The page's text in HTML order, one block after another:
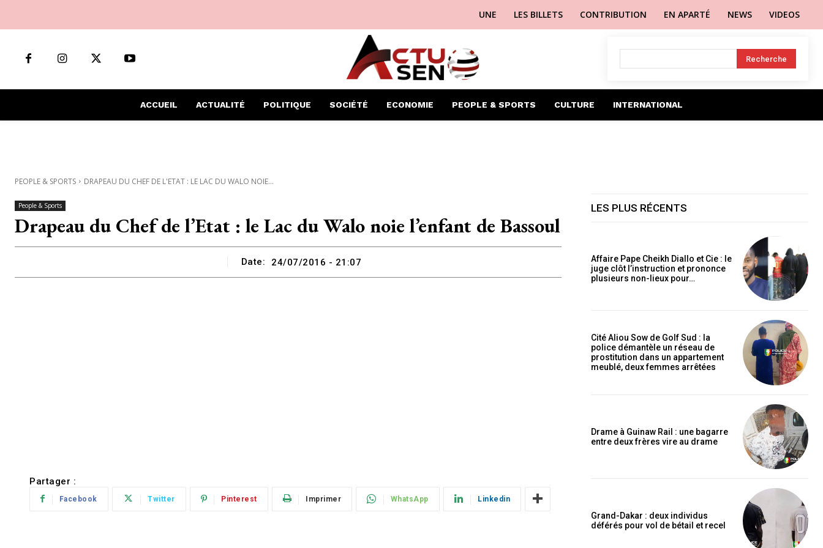
UNE LES BILLETS CONTRIBUTION EN APARTÉ NEWS VIDEOS
Recherche
ACCUEIL ACTUALITÉ POLITIQUE SOCIÉTÉ ECONOMIE PEOPLE & SPORTS CULTURE INTERNATIONAL
PEOPLE & SPORTS DRAPEAU DU CHEF DE L'ETAT : LE LAC DU WALO NOIE...
People & Sports
Drapeau du Chef de l’Etat : le Lac du Walo noie l’enfant de Bassoul
Date: 24/07/2016 - 21:07
Partager :
Facebook Twitter Pinterest Imprimer WhatsApp Linkedin
LES PLUS RÉCENTS
Affaire Pape Cheikh Diallo et Cie : le
juge clôt l’instruction et prononce
plusieurs non-lieux pour…
Cité Aliou Sow de Golf Sud : la
police démantèle un réseau de
prostitution dans un appartement
meublé, deux femmes arrêtées
Drame à Guinaw Rail : une bagarre
entre deux frères vire au drame
Grand-Dakar : deux individus
déférés pour vol de bétail et recel